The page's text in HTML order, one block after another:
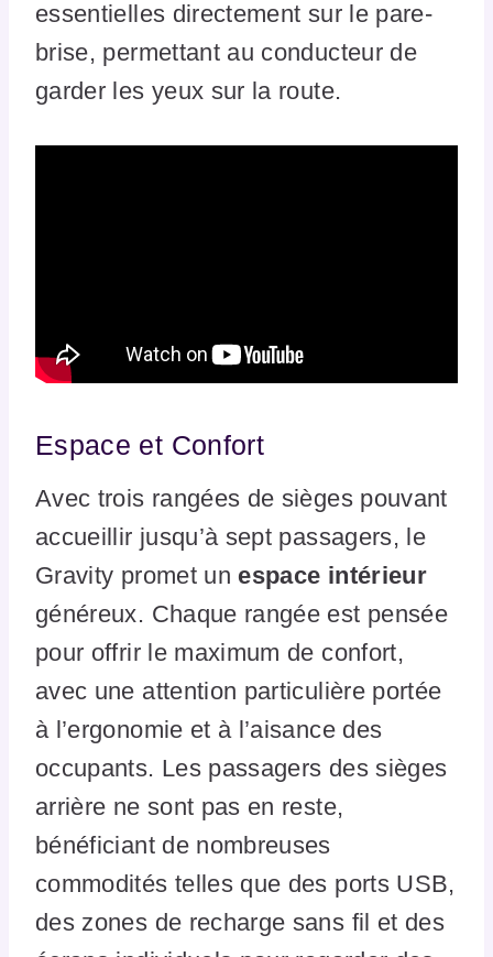
essentielles directement sur le pare-
brise, permettant au conducteur de
garder les yeux sur la route.
Espace et Confort
Avec trois rangées de sièges pouvant
accueillir jusqu’à sept passagers, le
Gravity promet un espace intérieur
généreux. Chaque rangée est pensée
pour offrir le maximum de confort,
avec une attention particulière portée
à l’ergonomie et à l’aisance des
occupants. Les passagers des sièges
arrière ne sont pas en reste,
bénéficiant de nombreuses
commodités telles que des ports USB,
des zones de recharge sans fil et des